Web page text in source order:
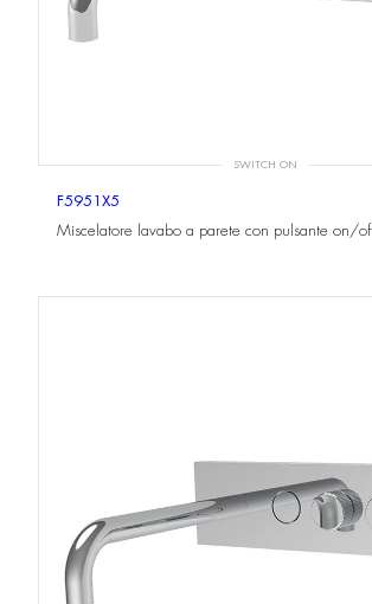
SWITCH ON
F5951X5
Miscelatore lavabo a parete con pulsante on/